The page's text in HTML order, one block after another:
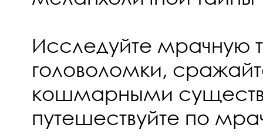
Исследуйте мрачную
головоломки,
кошмарными
путешествуйте по